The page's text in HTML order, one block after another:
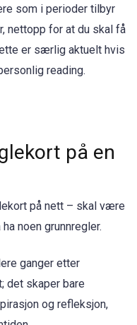
som i perioder tilbyr
nettopp for at du skal få
er særlig aktuelt hvis
reading.
på en
på nett – skal være
noen grunnregler.
ganger etter
det skaper bare
og refleksjon,